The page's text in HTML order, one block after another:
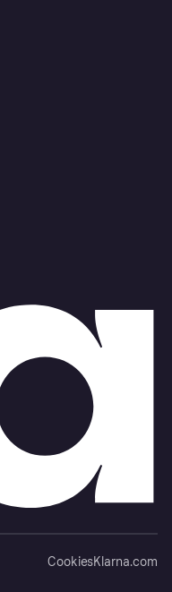
CookiesKlarna.com